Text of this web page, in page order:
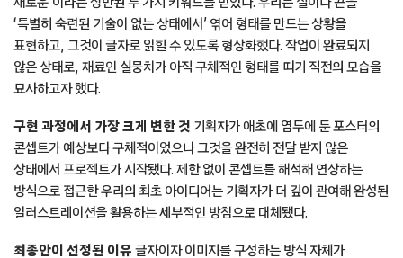
‘특별히 숙련된 기술이 없는 상태에서’ 엮어 형태를 만드는 상황을
표현하고, 그것이 글자로 읽힐 수 있도록 형상화했다. 작업이 완료되지
않은 상태로, 재료인 실뭉치가 아직 구체적인 형태를 띠기 직전의 모습을
묘사하고자 했다.
구현 과정에서 가장 크게 변한 것 기획자가 애초에 염두에 둔 포스터의
콘셉트가 예상보다 구체적이었으나 그것을 완전히 전달 받지 않은
상태에서 프로젝트가 시작됐다. 제한 없이 콘셉트를 해석해 연상하는
방식으로 접근한 우리의 최초 아이디어는 기획자가 더 깊이 관여해 완성된
일러스트레이션을 활용하는 세부적인 방침으로 대체됐다.
최종안이 선정된 이유 글자이자 이미지를 구성하는 방식 자체가